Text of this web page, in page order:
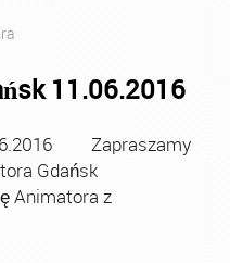
11.06.2016
Zapraszamy
Gdańsk
Animatora z